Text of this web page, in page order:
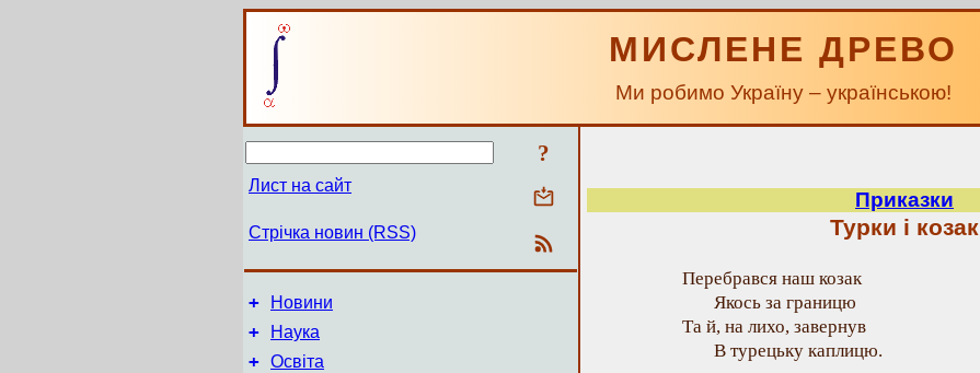
МИСЛЕНЕ ДРЕВО
Ми робимо Україну – українською!
?
Лист на сайт
Стрічка новин (RSS)
+ Новини
+ Наука
+ Освіта
Приказки
Турки i козак
Перебрався наш козак
Якось за границю
Та й, на лихо, завернув
В турецьку каплицю.